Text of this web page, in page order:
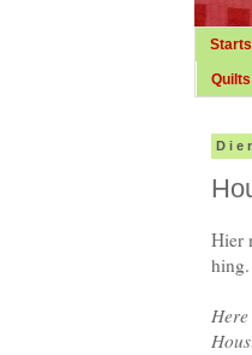
Hier
hing.